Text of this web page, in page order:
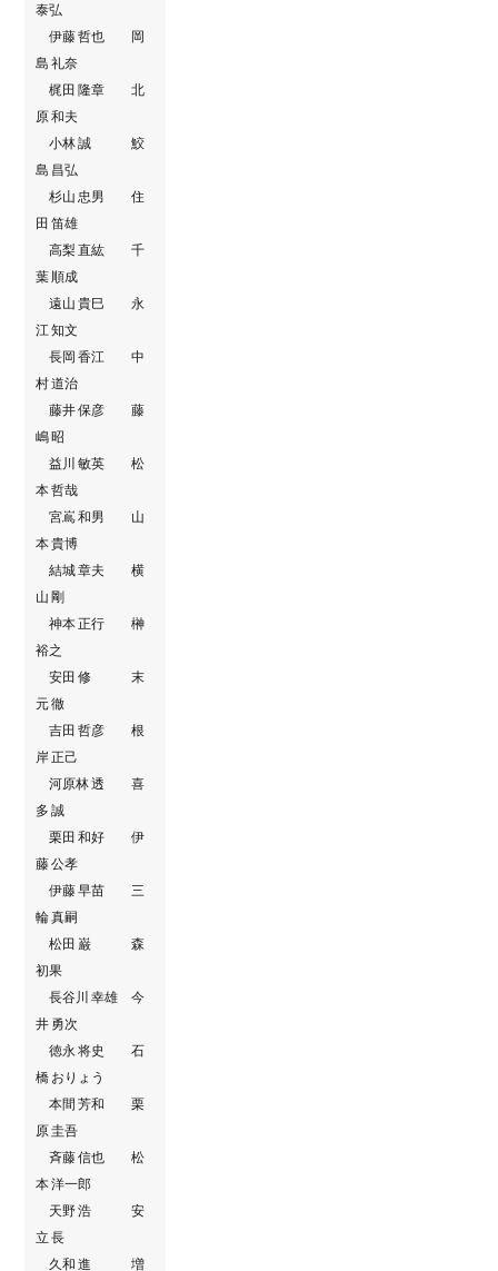
泰弘
伊藤 哲也 岡
島 礼奈
梶田 隆章 北
原 和夫
小林 誠 鮫
島 昌弘
杉山 忠男 住
田 笛雄
高梨 直紘 千
葉 順成
遠山 貴巳 永
江 知文
長岡 香江 中
村 道治
藤井 保彦 藤
嶋 昭
益川 敏英 松
本 哲哉
宮嶌 和男 山
本 貴博
結城 章夫 横
山 剛
神本 正行 榊
裕之
安田 修 末
元 徹
吉田 哲彦 根
岸 正己
河原林 透 喜
多 誠
栗田 和好 伊
藤 公孝
伊藤 早苗 三
輪 真嗣
松田 巌 森
初果
長谷川 幸雄 今
井 勇次
徳永 将史 石
橋 おりょう
本間 芳和 栗
原 圭吾
斉藤 信也 松
本 洋一郎
天野 浩 安
立 長
久和 進 増